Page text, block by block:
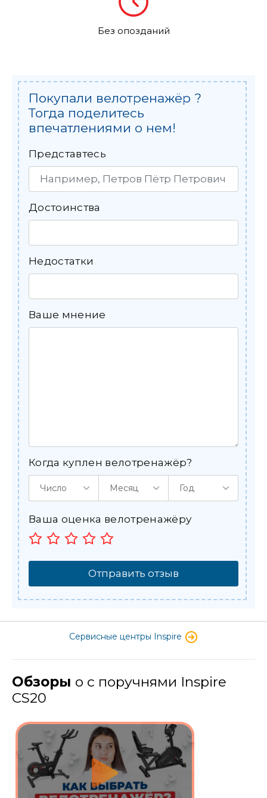
Без опозданий
Покупали велотренажёр ?
Тогда поделитесь
впечатлениями о нем!
Представтесь
Достоинства
Недостатки
Ваше мнение
Ваша оценка велотренажёру
Когда куплен велотренажёр?
Число Месяц Год
Отправить отзыв
Сервисные центры Inspire
Обзоры о с поручнями Inspire
CS20